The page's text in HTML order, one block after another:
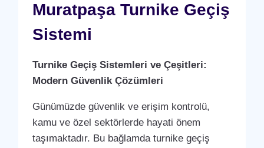
Muratpaşa Turnike Geçiş
Sistemi
Turnike Geçiş Sistemleri ve Çeşitleri:
Modern Güvenlik Çözümleri
Günümüzde güvenlik ve erişim kontrolü,
kamu ve özel sektörlerde hayati önem
taşımaktadır. Bu bağlamda turnike geçiş